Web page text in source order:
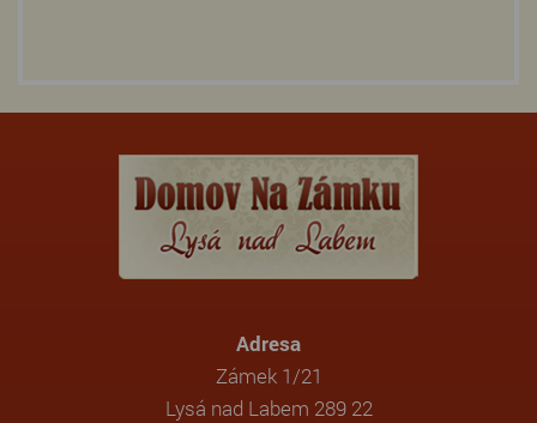
Adresa
Zámek 1/21
Lysá nad Labem 289 22